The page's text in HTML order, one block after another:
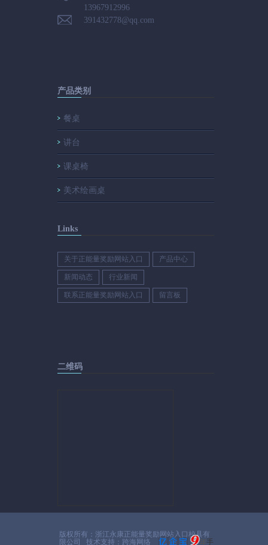
13967912996
391432778@qq.com
产品类别
餐桌
讲台
课桌椅
美术绘画桌
Links
关于正能量奖励网站入口 产品中心
新闻动态 行业新闻
联系正能量奖励网站入口 留言板
二维码
版权所有：浙江永康正能量奖励网站入口校具有
限公司 技术支持：跨海网络
手